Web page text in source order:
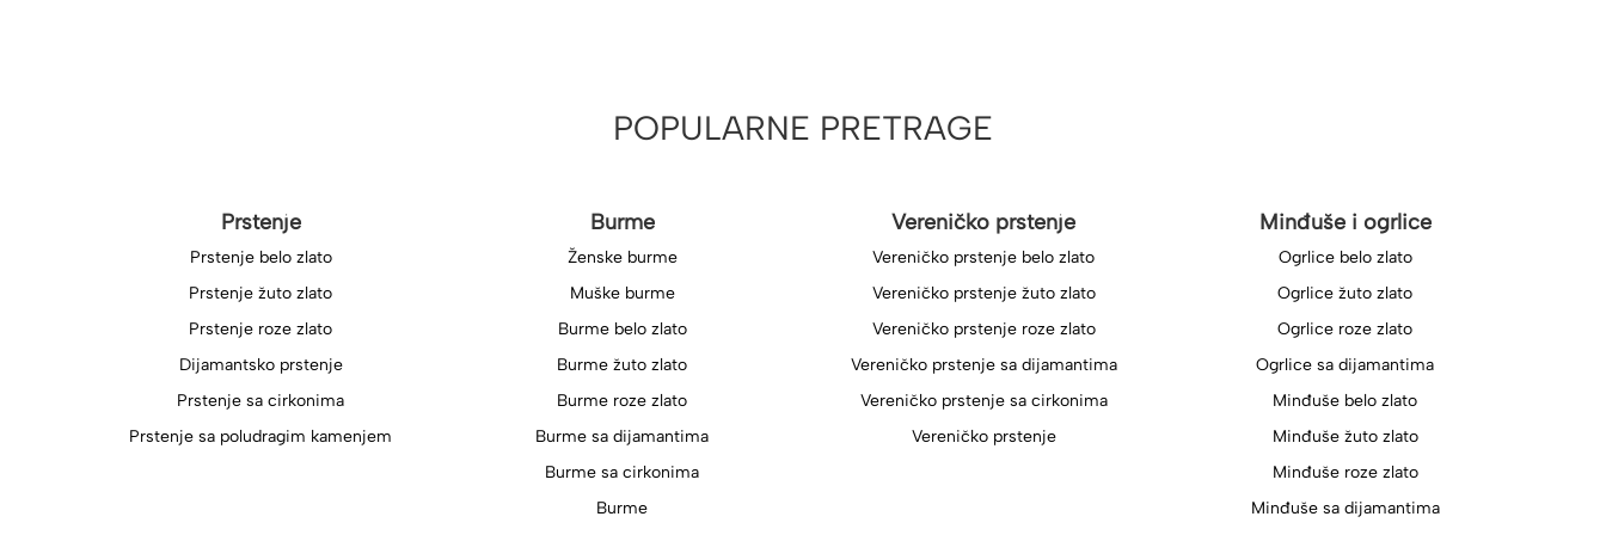
POPULARNE PRETRAGE
Prstenje
Prstenje belo zlato
Prstenje žuto zlato
Prstenje roze zlato
Dijamantsko prstenje
Prstenje sa cirkonima
Prstenje sa poludragim kamenjem
Burme
Ženske burme
Muške burme
Burme belo zlato
Burme žuto zlato
Burme roze zlato
Burme sa dijamantima
Burme sa cirkonima
Burme
Vereničko prstenje
Vereničko prstenje belo zlato
Vereničko prstenje žuto zlato
Vereničko prstenje roze zlato
Vereničko prstenje sa dijamantima
Vereničko prstenje sa cirkonima
Vereničko prstenje
Minđuše i ogrlice
Ogrlice belo zlato
Ogrlice žuto zlato
Ogrlice roze zlato
Ogrlice sa dijamantima
Minđuše belo zlato
Minđuše žuto zlato
Minđuše roze zlato
Minđuše sa dijamantima